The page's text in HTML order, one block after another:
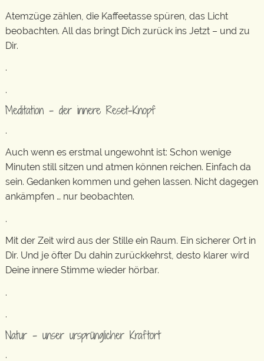
Atemzüge zählen, die Kaffeetasse spüren, das Licht
beobachten. All das bringt Dich zurück ins Jetzt – und zu
Dir.
.
.
Meditation – der innere Reset-Knopf
.
Auch wenn es erstmal ungewohnt ist: Schon wenige
Minuten still sitzen und atmen können reichen. Einfach da
sein. Gedanken kommen und gehen lassen. Nicht dagegen
ankämpfen … nur beobachten.
.
Mit der Zeit wird aus der Stille ein Raum. Ein sicherer Ort in
Dir. Und je öfter Du dahin zurückkehrst, desto klarer wird
Deine innere Stimme wieder hörbar.
.
.
Natur – unser ursprünglicher Kraftort
.